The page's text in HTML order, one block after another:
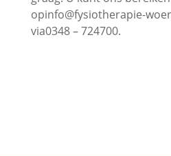
opinfo@fysiotherapie-
via0348 – 724700.